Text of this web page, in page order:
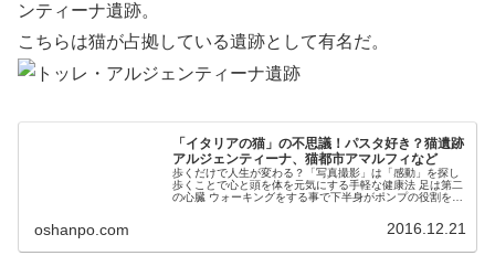
ンティーナ遺跡。
こちらは猫が占拠している遺跡として有名だ。
「イタリアの猫」の不思議！パスタ好き？猫遺跡
アルジェンティーナ、猫都市アマルフィなど
歩くだけで人生が変わる？「写真撮影」は「感動」を探し
歩くことで心と頭を体を元気にする手軽な健康法 足は第二
の心臓 ウォーキングをする事で下半身がポンプの役割をし
oshanpo.com 2016.12.21